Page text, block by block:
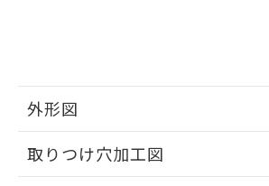
外形図
取りつけ穴加工図
欄に対応日を記載しておりまし
既に当社にて対応品への在庫切
り、2022年1月12日より割愛して
す。